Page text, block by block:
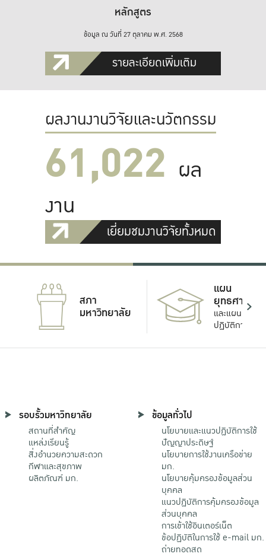
หลักสูตร
ข้อมูล ณ วันที่ 27 ตุลาคม พ.ศ. 2568
รายละเอียดเพิ่มเติม
ผลงานงานวิจัยและนวัตกรรม
61,022 ผล
งาน
เยี่ยมชมงานวิจัยทั้งหมด
สภา
มหาวิทยาลัย
แผน
ยุทธศาสตร์
และแผน
ปฏิบัติการ
รอบรั้วมหาวิทยาลัย
สถานที่สำคัญ
แหล่งเรียนรู้
สิ่งอำนวยความสะดวก
กีฬาและสุขภาพ
ผลิตภัณฑ์ มก.
ข้อมูลทั่วไป
นโยบายและแนวปฏิบัติการใช้
ปัญญาประดิษฐ์
นโยบายการใช้งานเครือข่าย
มก.
นโยบายคุ้มครองข้อมูลส่วน
บุคคล
แนวปฏิบัติการคุ้มครองข้อมูล
ส่วนบุคคล
การเข้าใช้อินเตอร์เน็ต
ข้อปฏิบัติในการใช้ e-mail มก.
ถ่ายทอดสด